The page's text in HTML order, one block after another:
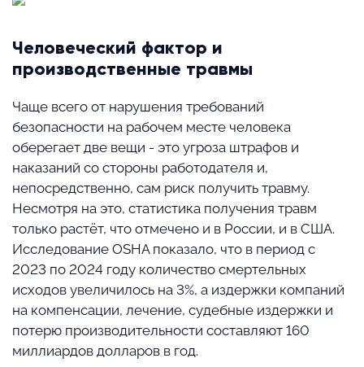
Человеческий фактор и
производственные травмы
Чаще всего от нарушения требований
безопасности на рабочем месте человека
оберегает две вещи - это угроза штрафов и
наказаний со стороны работодателя и,
непосредственно, сам риск получить травму.
Несмотря на это, статистика получения травм
только растёт, что отмечено и в России, и в США.
Исследование OSHA показало, что в период с
2023 по 2024 году количество смертельных
исходов увеличилось на 3%, а издержки компаний
на компенсации, лечение, судебные издержки и
потерю производительности составляют 160
миллиардов долларов в год.